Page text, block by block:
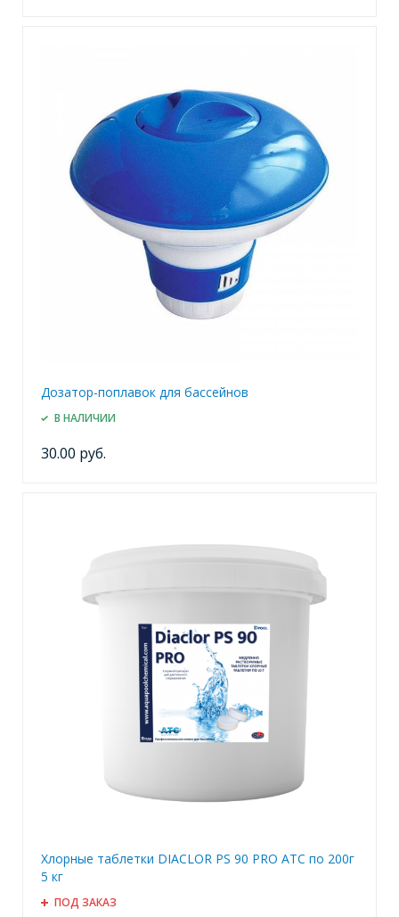
Дозатор-поплавок для бассейнов
В НАЛИЧИИ
30.00 руб.
Хлорные таблетки DIACLOR PS 90 PRO ATC по 200г
5 кг
ПОД ЗАКАЗ